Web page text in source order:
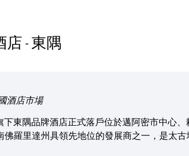
店 - 東隅
酒店市場
下東隅品牌酒店正式落戶位於邁阿密市中心、
佛羅里達州具領先地位的發展商之一，是太